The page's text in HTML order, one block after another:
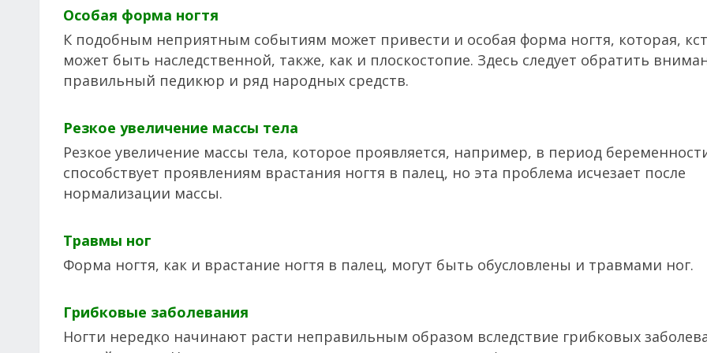
Особая форма ногтя
К подобным неприятным событиям может привести и особая форма ногтя, которая,
может быть наследственной, также, как и плоскостопие. Здесь следует обратить
правильный педикюр и ряд народных средств.
Резкое увеличение массы тела
Резкое увеличение массы тела, которое проявляется, например, в период
способствует проявлениям врастания ногтя в палец, но эта проблема исчезает после
нормализации массы.
Травмы ног
Форма ногтя, как и врастание ногтя в палец, могут быть обусловлены и травмами ног.
Грибковые заболевания
Ногти нередко начинают расти неправильным образом вследствие грибковых